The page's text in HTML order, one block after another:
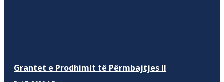
Grantet e Prodhimit të Përmbajtjes II